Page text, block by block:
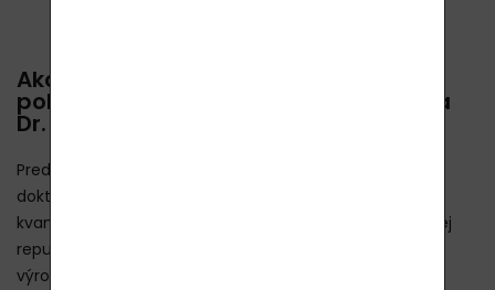
Ako fungujú produkty Lavylites z
pohľadu kvantovej fyziky - prednáška
Dr. Reisera - ČASŤ 1-3:
Pred 3 rokmi sa nám podarilo pozvať doktora Reisera,
doktora medicíny, doktora alternatívnej medicíny a
kvantového fyzika z Nemecka, aby nás navštívil v Českej
republike. Dr. Reiser má dlhoročné skúsenosti s našimi
výrobkami Lavylites a v 3 prednáškach sa nám snažil